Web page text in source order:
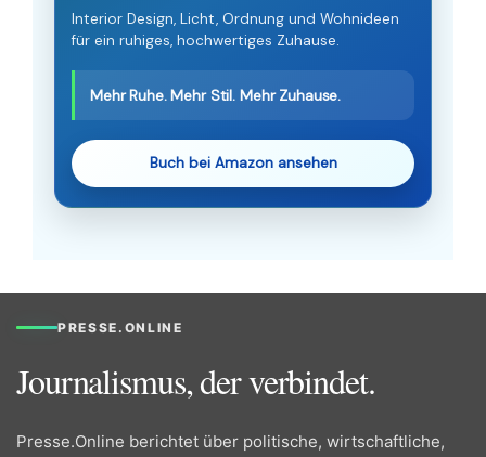
Interior Design, Licht, Ordnung und Wohnideen
für ein ruhiges, hochwertiges Zuhause.
Mehr Ruhe. Mehr Stil. Mehr Zuhause.
Buch bei Amazon ansehen
PRESSE.ONLINE
Journalismus, der verbindet.
Presse.Online berichtet über politische, wirtschaftliche,